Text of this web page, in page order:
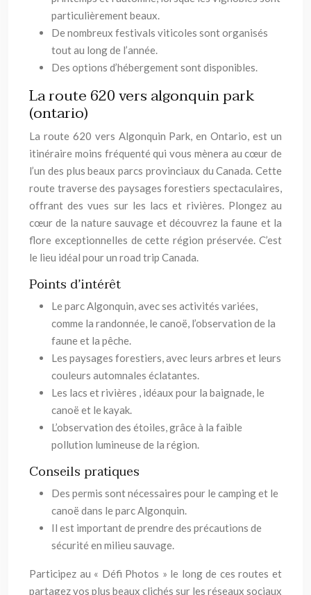
particulièrement beaux.
De nombreux festivals viticoles sont organisés
tout au long de l’année.
Des options d’hébergement sont disponibles.
La route 620 vers algonquin park
(ontario)
La route 620 vers Algonquin Park, en Ontario, est un
itinéraire moins fréquenté qui vous mènera au cœur de
l’un des plus beaux parcs provinciaux du Canada. Cette
route traverse des paysages forestiers spectaculaires,
offrant des vues sur les lacs et rivières. Plongez au
cœur de la nature sauvage et découvrez la faune et la
flore exceptionnelles de cette région préservée. C’est
le lieu idéal pour un road trip Canada.
Points d’intérêt
Le parc Algonquin, avec ses activités variées,
comme la randonnée, le canoë, l’observation de la
faune et la pêche.
Les paysages forestiers, avec leurs arbres et leurs
couleurs automnales éclatantes.
Les lacs et rivières , idéaux pour la baignade, le
canoë et le kayak.
L’observation des étoiles, grâce à la faible
pollution lumineuse de la région.
Conseils pratiques
Des permis sont nécessaires pour le camping et le
canoë dans le parc Algonquin.
Il est important de prendre des précautions de
sécurité en milieu sauvage.
Participez au « Défi Photos » le long de ces routes et
partagez vos plus beaux clichés sur les réseaux sociaux